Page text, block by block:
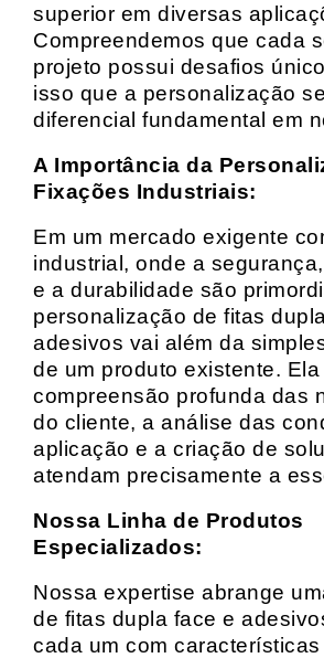
superior em diversas
Compreendemos que cada
projeto possui desafios
isso que a personalização
diferencial fundamental em
A Importância da
Fixações Industriais:
Em um mercado exigente
industrial, onde a
e a durabilidade são
personalização de fitas
adesivos vai além da
de um produto existente.
compreensão profunda das
do cliente, a análise das
aplicação e a criação de
atendam precisamente a
Nossa Linha de Produtos
Especializados:
Nossa expertise abrange
de fitas dupla face e
cada um com